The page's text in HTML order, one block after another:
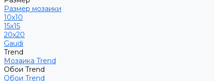
Размер мозаики
10х10
15х15
20х20
Gaudi
Trend
Мозаика Trend
Обои Trend
Обои Trend